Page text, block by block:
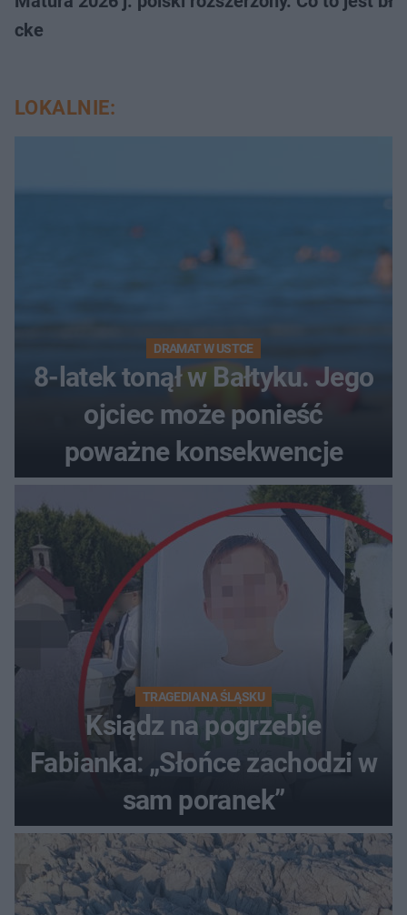
cke
LOKALNIE:
DRAMAT W USTCE
8-latek tonął w Bałtyku. Jego
ojciec może ponieść
poważne konsekwencje
TRAGEDIA NA ŚLĄSKU
Ksiądz na pogrzebie
Fabianka: „Słońce zachodzi w
sam poranek”